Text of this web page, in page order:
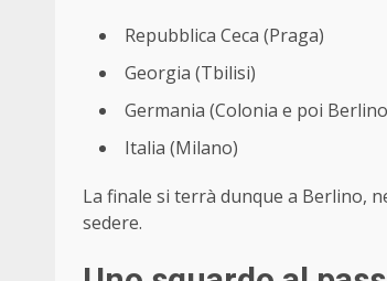
Repubblica Ceca (Praga)
Georgia (Tbilisi)
Germania (Colonia e poi
Italia (Milano)
La finale si terrà dunque a Berlino,
sedere.